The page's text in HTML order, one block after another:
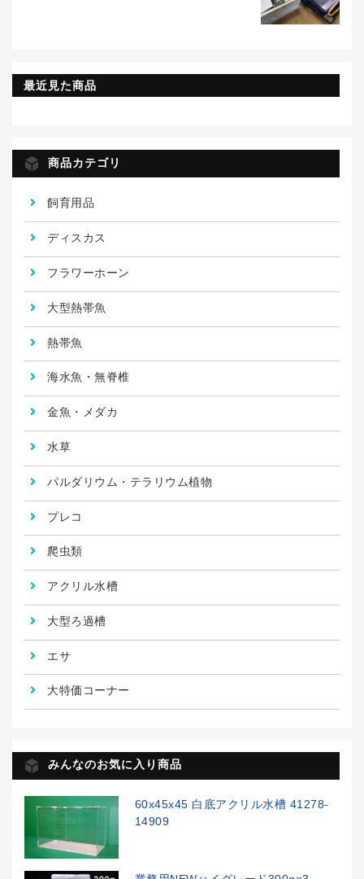
最近見た商品
商品カテゴリ
飼育用品
ディスカス
フラワーホーン
大型熱帯魚
熱帯魚
海水魚・無脊椎
金魚・メダカ
水草
パルダリウム・テラリウム植物
プレコ
爬虫類
アクリル水槽
大型ろ過槽
エサ
大特価コーナー
みんなのお気に入り商品
60x45x45 白底アクリル水槽 41278-
14909